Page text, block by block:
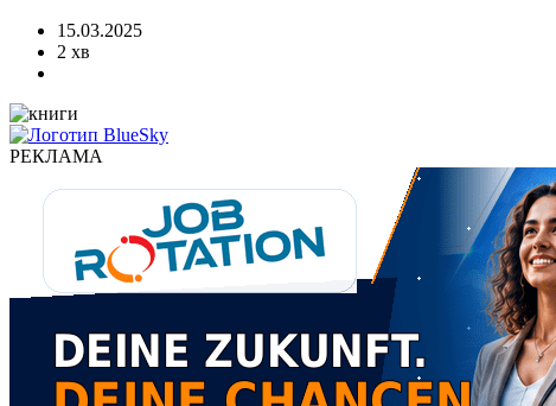
15.03.2025
2 хв
РЕКЛАМА